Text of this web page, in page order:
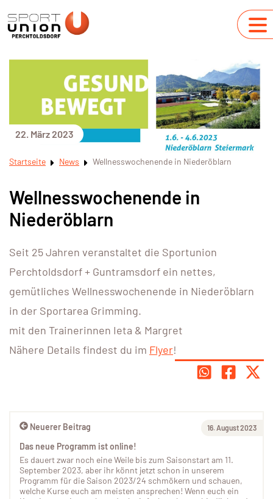
22. März 2023
Startseite News Wellnesswochenende in Niederöblarn
Wellnesswochenende in
Niederöblarn
Seit 25 Jahren veranstaltet die Sportunion
Perchtoldsdorf + Guntramsdorf ein nettes,
gemütliches Wellnesswochenende in Niederöblarn
in der Sportarea Grimming.
mit den Trainerinnen Ieta & Margret
Nähere Details findest du im Flyer!
Neuerer Beitrag 16. August 2023
Das neue Programm ist online!
Es dauert zwar noch eine Weile bis zum Saisonstart am 11.
September 2023, aber ihr könnt jetzt schon in unserem
Programm für die Saison 2023/24 schmökern und schauen,
welche Kurse euch am meisten ansprechen! Wenn euch ein